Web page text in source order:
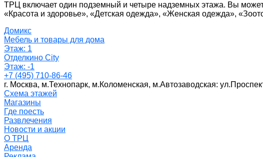
ТРЦ включает один подземный и четыре надземных этажа. Вы
«Красота и здоровье», «Детская одежда», «Женская одежда»,
Домикс
Мебель и товары для дома
Этаж: 1
Отделкино Сity
Этаж: -1
+7 (495) 710-86-46
г. Москва, м.Технопарк, м.Коломенская, м.Автозаводская:
Схема этажей
Магазины
Где поесть
Развлечения
Новости и акции
О ТРЦ
Аренда